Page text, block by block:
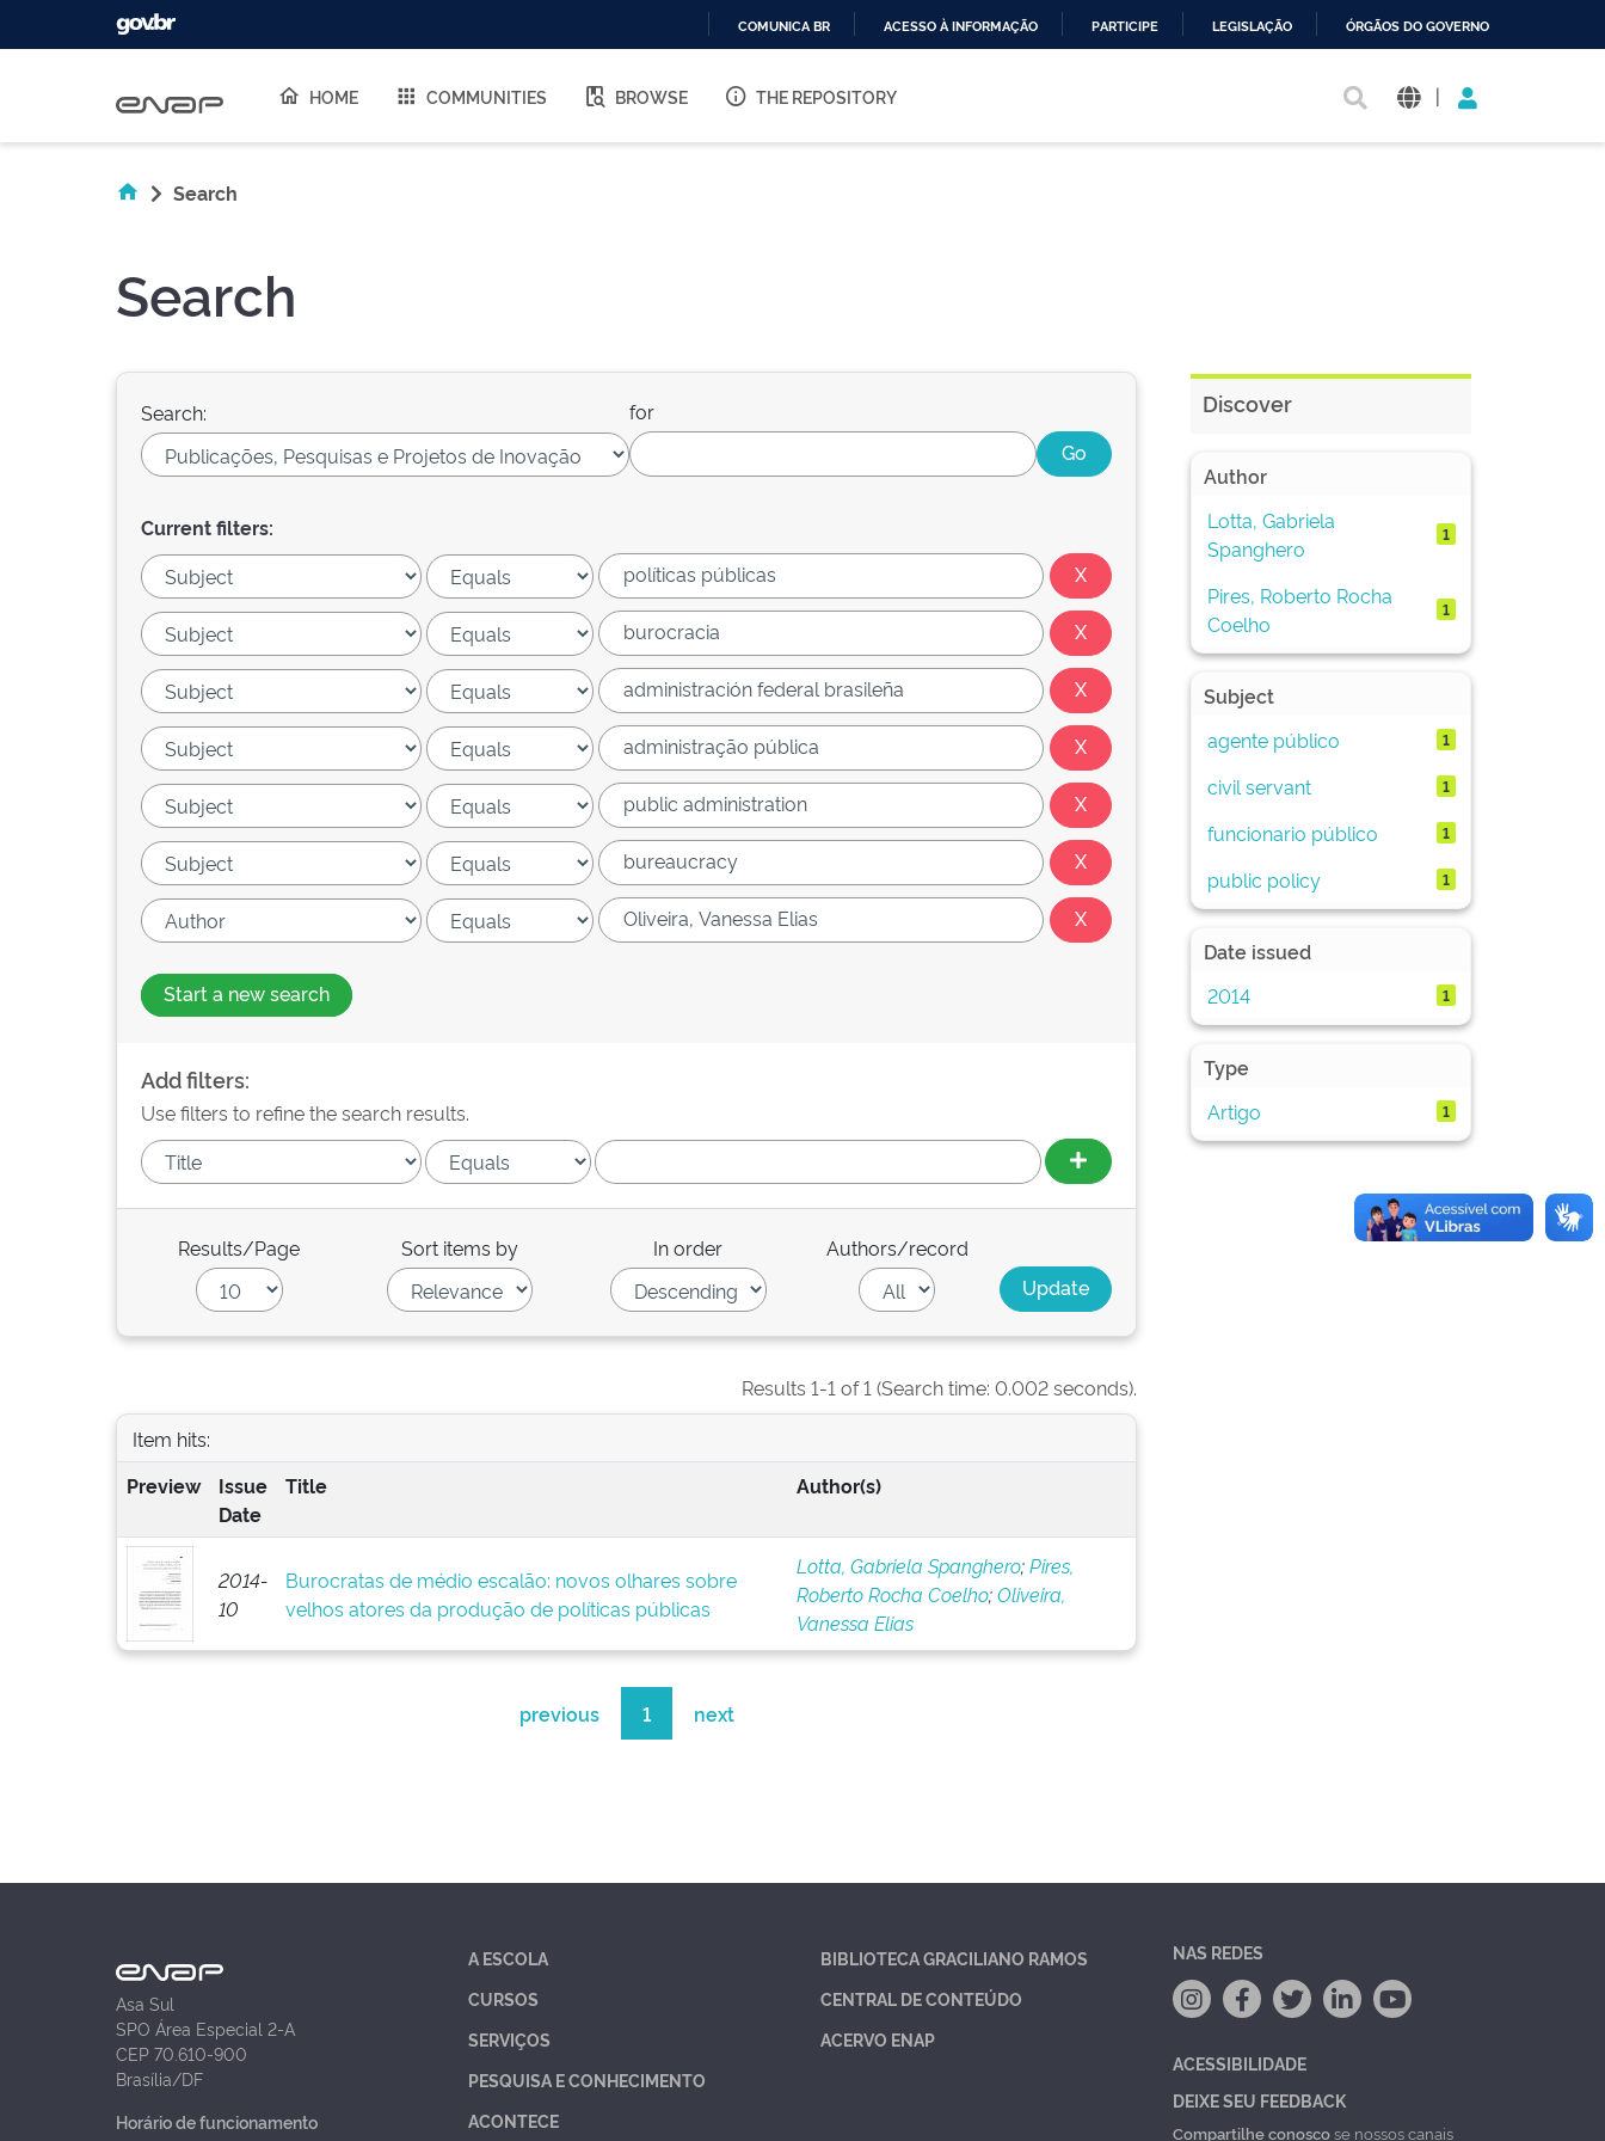
O
COMUNICA BR ACESSO À INFORMAÇÃO PARTICIPE LEGISLAÇÃO ÓRGÃOS DO GOVERNO
HOME COMMUNITIES BROWSE THE REPOSITORY |
Search
Search
Search: for
Current filters:
Start a new search
Add filters:
Use filters to refine the search results.
Results/Page Sort items by In order Authors/record
Results 1-1 of 1 (Search time: 0.002 seconds).
Item hits:
Preview
Issue
Date
Title Author(s)
2014-
10
Burocratas de médio escalão: novos olhares sobre
velhos atores da produção de políticas públicas
Lotta, Gabriela Spanghero;Pires,
Roberto Rocha Coelho;Oliveira,
Vanessa Elias
previous 1 next
Discover
Author
Lotta, Gabriela
Spanghero
1
Pires, Roberto Rocha
Coelho
1
Subject
agente público
1
civil servant 1
funcionario público 1
public policy 1
Date issued
2014
1
Type
Artigo
1
Asa Sul
SPO Área Especial 2-A
CEP 70.610-900
Brasília/DF
Horário de funcionamento
A ESCOLA
CURSOS
SERVIÇOS
PESQUISA E CONHECIMENTO
ACONTECE
BIBLIOTECA GRACILIANO RAMOS
CENTRAL DE CONTEÚDO
ACERVO ENAP
NAS REDES
ACESSIBILIDADE
DEIXE SEU FEEDBACK
Compartilhe conoscose nossos canais